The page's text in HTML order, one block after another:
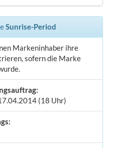
Sunrise-Period
Markeninhaber ihre
sofern die Marke
(18 Uhr)